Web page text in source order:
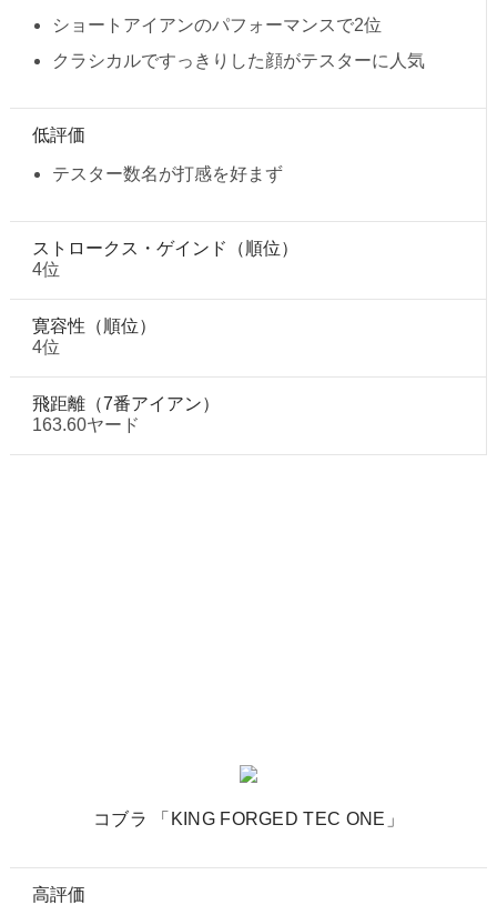
ショートアイアンのパフォーマンスで2位
クラシカルですっきりした顔がテスターに人気
低評価
テスター数名が打感を好まず
ストロークス・ゲインド（順位）
4位
寛容性（順位）
4位
飛距離（7番アイアン）
163.60ヤード
コブラ 「KING FORGED TEC ONE」
高評価